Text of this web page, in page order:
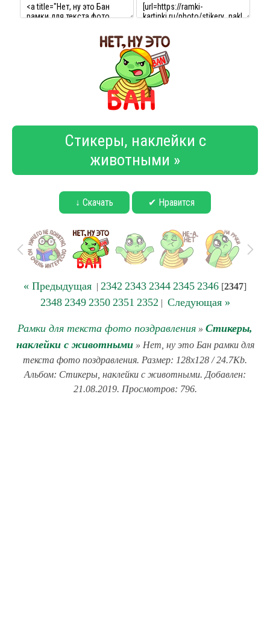
Стикеры, наклейки с
животными »
↓ Скачать ✔ Нравится
« Предыдущая | 2342 2343 2344 2345 2346 [2347]
2348 2349 2350 2351 2352 | Следующая »
Рамки для текста фото поздравления » Стикеры,
наклейки с животными» Нет, ну это Бан рамки для
текста фото поздравления. Размер: 128x128 / 24.7Kb.
Альбом: Стикеры, наклейки с животными. Добавлен:
21.08.2019. Просмотров: 796.